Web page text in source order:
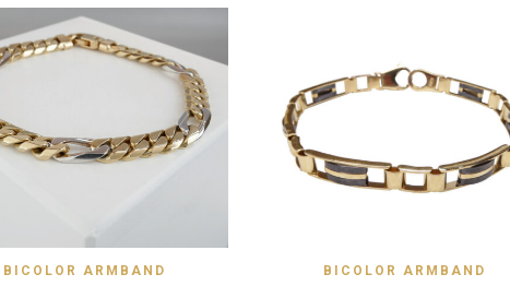
Zet op verlanglijstje Quick View
BICOLOR ARMBAND Zet op verlanglijstje Quick View
BICOLOR ARMBAND